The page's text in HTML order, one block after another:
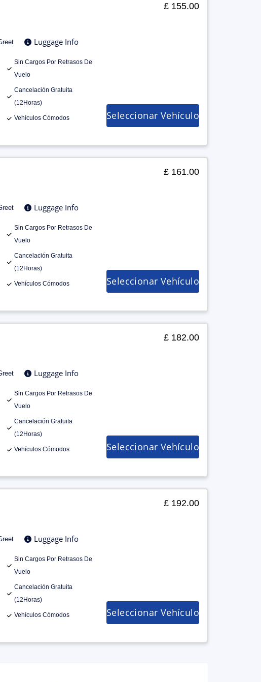
Luggage Info
Sin Cargos Por Retrasos De
Vuelo
Cancelación Gratuita
(12Horas)
Vehículos Cómodos
£ 155.00
Seleccionar Vehículo
Luggage Info
Sin Cargos Por Retrasos De
Vuelo
Cancelación Gratuita
(12Horas)
Vehículos Cómodos
£ 161.00
Seleccionar Vehículo
Luggage Info
Sin Cargos Por Retrasos De
Vuelo
Cancelación Gratuita
(12Horas)
Vehículos Cómodos
£ 182.00
Seleccionar Vehículo
Luggage Info
Sin Cargos Por Retrasos De
Vuelo
Cancelación Gratuita
(12Horas)
Vehículos Cómodos
£ 192.00
Seleccionar Vehículo